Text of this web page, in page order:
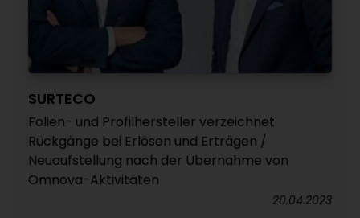
SURTECO
Folien- und Profilhersteller verzeichnet
Rückgänge bei Erlösen und Erträgen /
Neuaufstellung nach der Übernahme von
Omnova-Aktivitäten
20.04.2023